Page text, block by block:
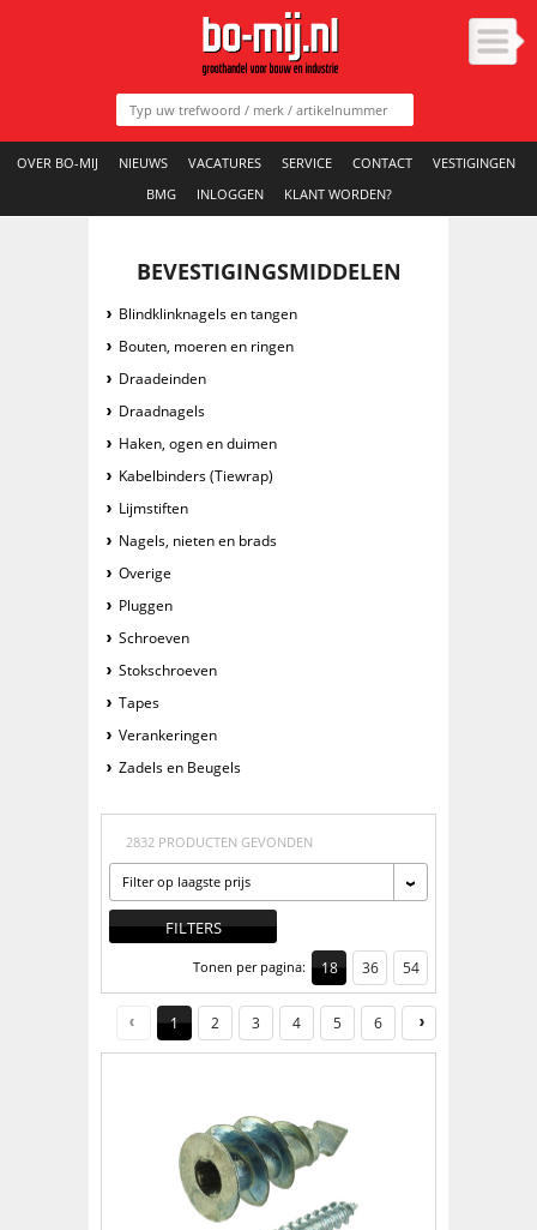
OVER BO-MIJ NIEUWS VACATURES SERVICE CONTACT
VESTIGINGEN
BMG
INLOGGEN KLANT WORDEN?
BEVESTIGINGSMIDDELEN
Blindklinknagels en tangen
Bouten, moeren en ringen
Draadeinden
Draadnagels
Haken, ogen en duimen
Kabelbinders (Tiewrap)
Lijmstiften
Nagels, nieten en brads
Overige
Pluggen
Schroeven
Stokschroeven
Tapes
Verankeringen
Zadels en Beugels
2832 PRODUCTEN GEVONDEN
Filter op laagste prijs
FILTERS
Tonen per pagina: 18 36 54
1 2 3 4 5 6